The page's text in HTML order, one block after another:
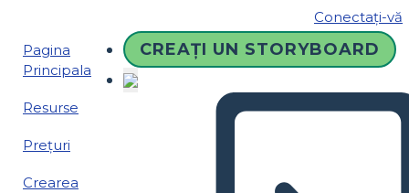
Conectați-vă
Pagina
Principala
Resurse
Prețuri
Crearea
CREAȚI UN STORYBOARD